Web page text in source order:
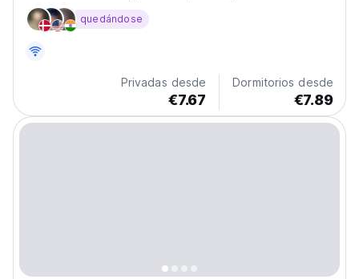
cultura uzbeka. Nuestro albergue social ofrece
habitaciones compartidas y privadas para viajeros.
quedándose
Privadas desde
€7.67
Dormitorios desde
€7.89